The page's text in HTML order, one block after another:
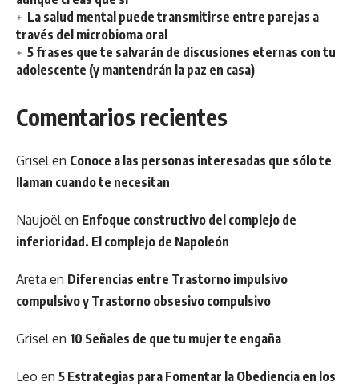
La salud mental puede transmitirse entre parejas a
través del microbioma oral
5 frases que te salvarán de discusiones eternas con tu
adolescente (y mantendrán la paz en casa)
Comentarios recientes
Grisel en Conoce a las personas interesadas que sólo te
llaman cuando te necesitan
Naujoël en Enfoque constructivo del complejo de
inferioridad. El complejo de Napoleón
Areta en Diferencias entre Trastorno impulsivo
compulsivo y Trastorno obsesivo compulsivo
Grisel en 10 Señales de que tu mujer te engaña
Leo en 5 Estrategias para Fomentar la Obediencia en los